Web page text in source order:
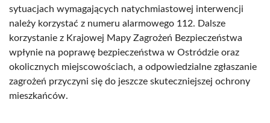
sytuacjach wymagających natychmiastowej interwencji
należy korzystać z numeru alarmowego 112. Dalsze
korzystanie z Krajowej Mapy Zagrożeń Bezpieczeństwa
wpłynie na poprawę bezpieczeństwa w Ostródzie oraz
okolicznych miejscowościach, a odpowiedzialne zgłaszanie
zagrożeń przyczyni się do jeszcze skuteczniejszej ochrony
mieszkańców.